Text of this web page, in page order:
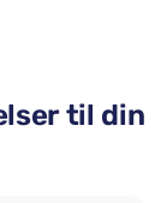
til din